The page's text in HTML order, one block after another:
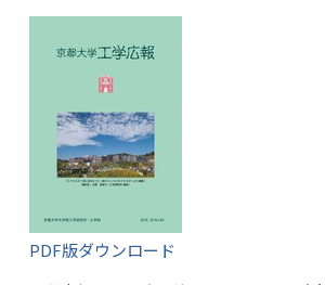
PDF版ダウンロード